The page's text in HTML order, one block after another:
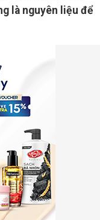
là nguyên liệu để